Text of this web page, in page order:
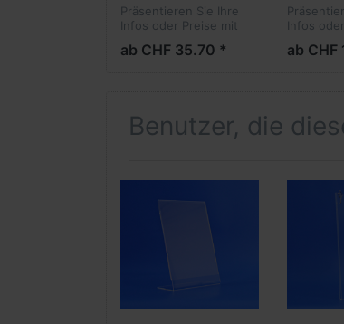
Präsentieren Sie Ihre
Infos oder Preise mit
exklusiv und stilvoll.
ab CHF 35.70 *
Infos
exklusiv
ab CHF
Benutzer, die